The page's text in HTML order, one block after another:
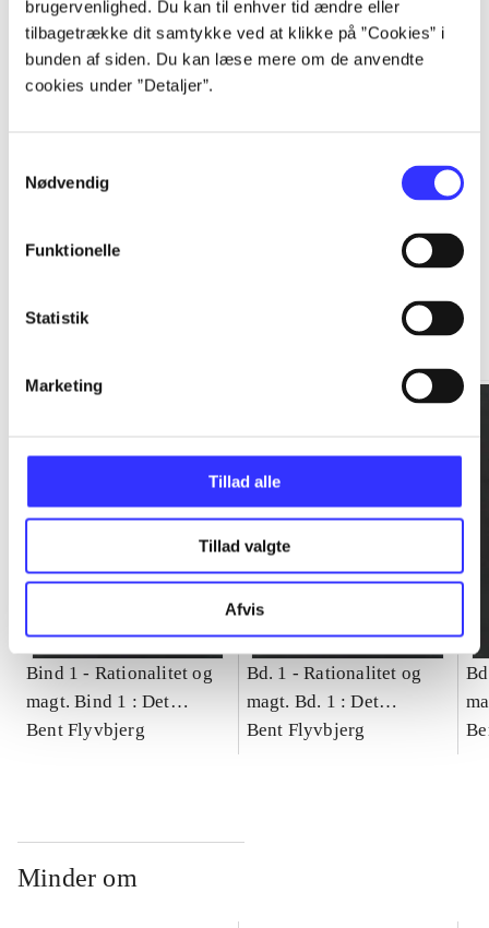
brugervenlighed. Du kan til enhver tid ændre eller
tilbagetrække dit samtykke ved at klikke på ”Cookies” i
bunden af siden. Du kan læse mere om de anvendte
cookies under ”Detaljer”.
Nødvendig
Funktionelle
Statistik
Marketing
Tillad alle
Tillad valgte
Afvis
...
Bind 1 - Rationalitet og
magt. Bind 1 : Det
konkretes videnskab
Bent Flyvbjerg
Bd. 1 -Rationalitet og
magt. Bd. 1 : Det
konkretes videnskab
Bent Flyvbjerg
Minder om